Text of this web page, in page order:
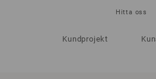
Kundprojekt
Hitta oss